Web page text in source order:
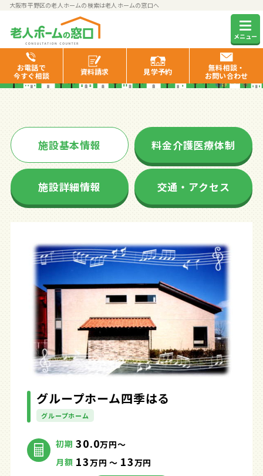
大阪市平野区の老人ホームの検索は老人ホームの窓口へ
メニュー
お電話で
今すぐ相談
資料請求 見学予約
無料相談・
お問い合わせ
グループホーム四季はる
施設基本情報 料金介護医療体制
施設詳細情報 交通・アクセス
グループホーム四季はる
グループホーム
初期 30.0万円～
月額 13万円 ～ 13万円